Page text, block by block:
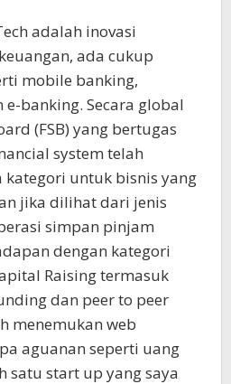
adalah inovasi
ada cukup
mobile banking,
e-banking. Secara global
(FSB) yang bertugas
system telah
untuk bisnis yang
jika dilihat dari jenis
simpan pinjam
dengan kategori
Raising termasuk
dan peer to peer
menemukan web
aguanan seperti uang
satu start up yang saya